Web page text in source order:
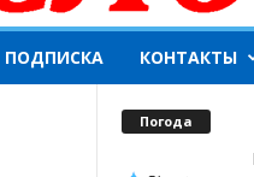
ПОДПИСКА КОНТАКТЫ
Погода